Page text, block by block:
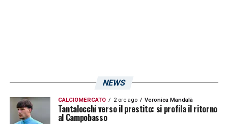
NEWS
CALCIOMERCATO 2 ore ago Veronica Mandalà
Tantalocchi verso il prestito: si profila il ritorno
al Campobasso